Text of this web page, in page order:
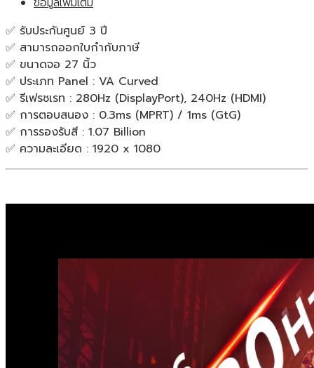
VA
Curved
1920x1080
280Hz
จอ
มอนิเตอร์
จอ
คอมพิวเตอร์
ของ
แท้
ประกัน
3ปี
✅ รับประกันศูนย์ 3 ปี
✅ สามารถออกใบกำกับภาษี
✅ ขนาดจอ 27 นิ้ว
✅ ประเภท Panel : VA Curved
✅ รีเฟรชเรท : 280Hz (DisplayPort), 240Hz (HDMI)
✅ การตอบสนอง : 0.3ms (MPRT) / 1ms (GtG)
✅ การรองรับสี : 1.07 Billion
✅ ความละเอียด : 1920 x 1080